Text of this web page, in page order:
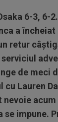
6-3, 6-
a
retur
de meci
cu Lauren
nevoie
se impune.